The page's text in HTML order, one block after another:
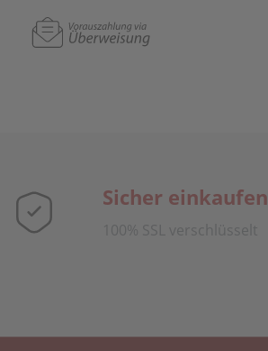
Sicher einkaufen
100% SSL verschlüsselt